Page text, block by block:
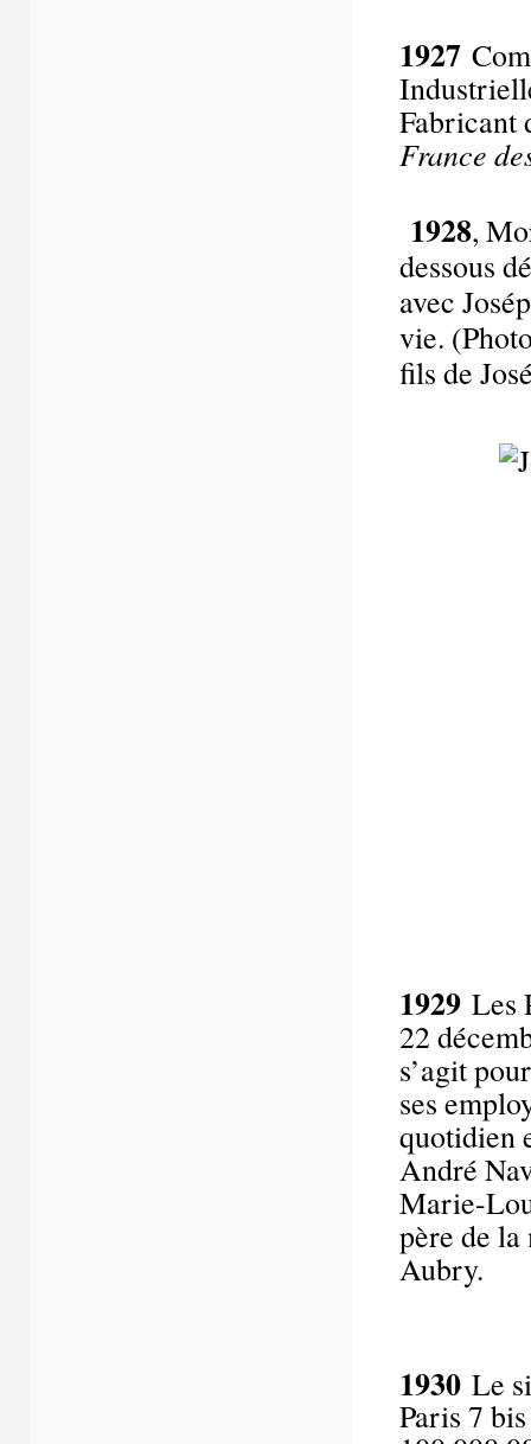
1927
Fabricant
France
1928,
dessous
avec
vie.
fils de
1929 Les
22
s’agit
ses
quotidien
André
Marie-
père de
Aubry.
1930 Le
Paris 7